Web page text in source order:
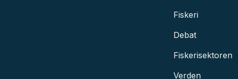
Fiskeri
Debat
Fiskerisektoren
Verden